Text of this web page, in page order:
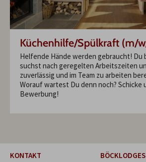
Küchenhilfe/Spülkraft (m/
Helfende Hände werden gebraucht! Du
suchst nach geregelten Arbeitszeiten
zuverlässig und im Team zu arbeiten
Worauf wartest Du denn noch? Schicke
Bewerbung!
KONTAKT
BÖCKLODGES